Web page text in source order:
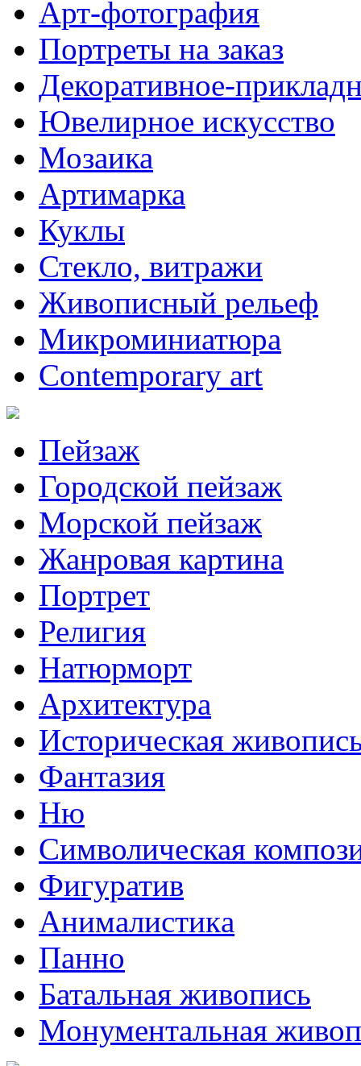
Арт-фотография
Портреты на заказ
Декоративное-
Ювелирное искусство
Мозаика
Артимарка
Куклы
Стекло, витражи
Живописный рельеф
Микроминиатюра
Contemporary art
Пейзаж
Городской пейзаж
Морской пейзаж
Жанровая картина
Портрет
Религия
Натюрморт
Архитектура
Историческая
Фантазия
Ню
Символическая
Фигуратив
Анималистикa
Панно
Батальная живопись
Монументальная